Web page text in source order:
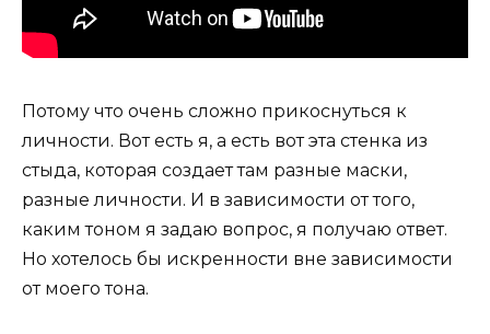
Потому что очень сложно прикоснуться к
личности. Вот есть я, а есть вот эта стенка из
стыда, которая создает там разные маски,
разные личности. И в зависимости от того,
каким тоном я задаю вопрос, я получаю ответ.
Но хотелось бы искренности вне зависимости
от моего тона.